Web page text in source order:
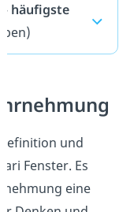
häufigste
und
Fenster. Es
eine